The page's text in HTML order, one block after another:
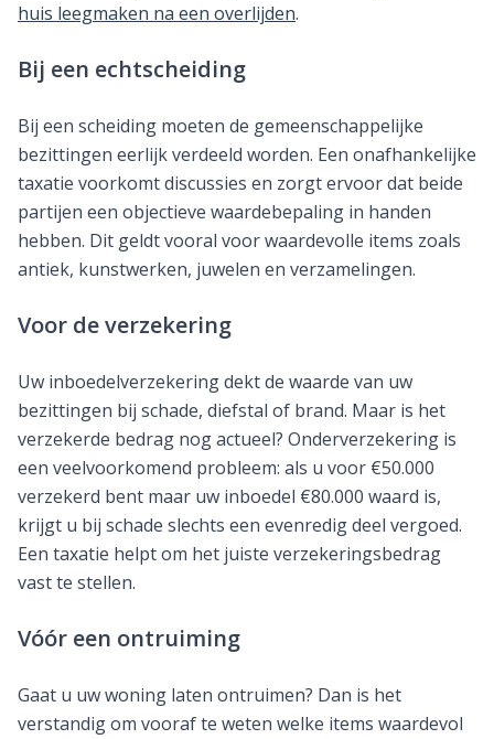
huis leegmaken na een overlijden.
Bij een echtscheiding
Bij een scheiding moeten de gemeenschappelijke
bezittingen eerlijk verdeeld worden. Een onafhankelijke
taxatie voorkomt discussies en zorgt ervoor dat beide
partijen een objectieve waardebepaling in handen
hebben. Dit geldt vooral voor waardevolle items zoals
antiek, kunstwerken, juwelen en verzamelingen.
Voor de verzekering
Uw inboedelverzekering dekt de waarde van uw
bezittingen bij schade, diefstal of brand. Maar is het
verzekerde bedrag nog actueel? Onderverzekering is
een veelvoorkomend probleem: als u voor €50.000
verzekerd bent maar uw inboedel €80.000 waard is,
krijgt u bij schade slechts een evenredig deel vergoed.
Een taxatie helpt om het juiste verzekeringsbedrag
vast te stellen.
Vóór een ontruiming
Gaat u uw woning laten ontruimen? Dan is het
verstandig om vooraf te weten welke items waardevol